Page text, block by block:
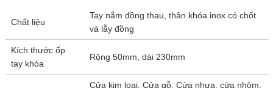
Chất liệu
Tay nắm đồng thau, thân khóa inox có chốt
và lẫy đồng
Kích thước ốp
tay khóa
Rộng 50mm, dài 230mm
Cửa kim loại, Cửa gỗ, Cửa nhựa, cửa nhôm,